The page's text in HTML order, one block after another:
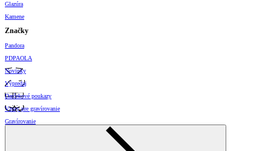
Glazúra
Kamene
Značky
Pandora
PDPAOLA
Novinky
Výpredaj
Darčekové poukazy
Vzory pre gravírovanie
Gravírovanie